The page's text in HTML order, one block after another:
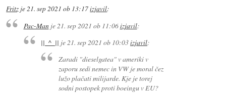
Fritz je21. sep 2021 ob 13:17izjavil:
Pac-Manje21. sep 2021 ob 11:06izjavil:
||_^_|| je 21. sep 2021 ob 10:03izjavil:
Zaradi "dieselgatea" v ameriki v
zaporu sedi nemec in VW je moral čez
lužo plačati milijarde. Kje je torej
sodni postopek proti boeingu v EU?